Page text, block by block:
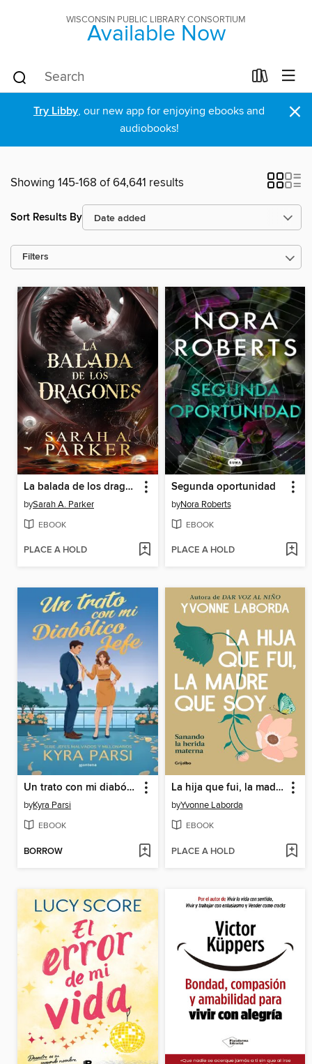
WISCONSIN PUBLIC LIBRARY CONSORTIUM
Available Now
Try Libby, our new app for enjoying ebooks and
audiobooks!
×
Showing 145-168 of 64,641 results
Sort Results By
Filters
La balada de los dragones
bySarah A. Parker
EBOOK
PLACE A HOLD
Segunda oportunidad
byNora Roberts
EBOOK
PLACE A HOLD
Un trato con mi diabólico jefe (Jefes malvados y millonarios 1)
byKyra Parsi
EBOOK
BORROW
La hija que fui, la madre que soy
byYvonne Laborda
EBOOK
PLACE A HOLD